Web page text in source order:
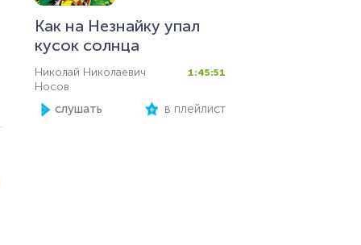
Как на Незнайку упал
кусок солнца
Николай Николаевич
Носов
1:45:51
слушать в плейлист